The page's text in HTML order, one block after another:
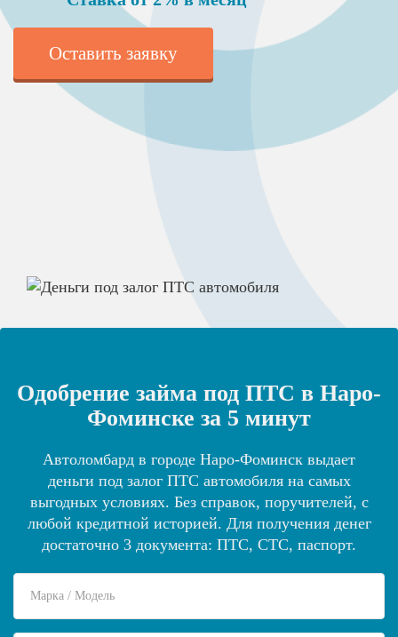
Оставить заявку
Одобрение займа под ПТС в Наро-
Фоминске за 5 минут
Автоломбард в городе Наро-Фоминск выдает
деньги под залог ПТС автомобиля на самых
выгодных условиях. Без справок, поручителей, с
любой кредитной историей. Для получения денег
достаточно 3 документа: ПТС, СТС, паспорт.